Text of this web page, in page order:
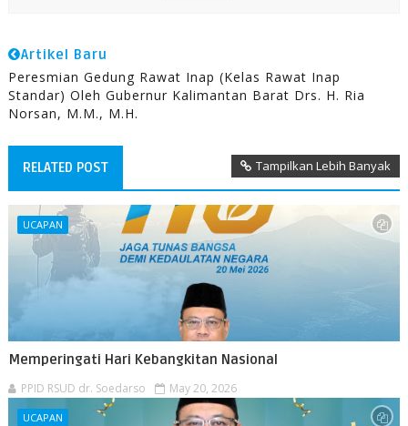
Artikel Baru
Peresmian Gedung Rawat Inap (Kelas Rawat Inap
Standar) Oleh Gubernur Kalimantan Barat Drs. H. Ria
Norsan, M.M., M.H.
RELATED POST Tampilkan Lebih Banyak
UCAPAN
Memperingati Hari Kebangkitan Nasional
PPID RSUD dr. Soedarso May 20, 2026
UCAPAN